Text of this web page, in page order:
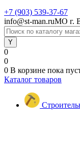
+7 (903) 539-37-67
info@st-man.ruМО г.
0
0
0 В корзине пока
Каталог товаров